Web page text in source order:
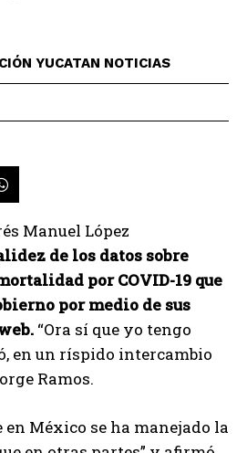
YUCATAN NOTICIAS
Manuel López
de los datos sobre
por COVID-19 que
por medio de sus
“Ora sí que yo tengo
en un ríspido intercambio
Ramos.
México se ha manejado la